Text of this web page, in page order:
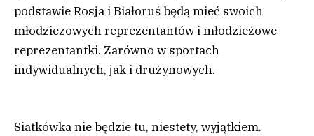
podstawie Rosja i Białoruś będą mieć swoich
młodzieżowych reprezentantów i młodzieżowe
reprezentantki. Zarówno w sportach
indywidualnych, jak i drużynowych.
Siatkówka nie będzie tu, niestety, wyjątkiem.